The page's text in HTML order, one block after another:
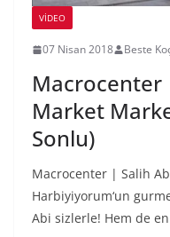
VIDEO
07 Nisan 2018 Beste
Macrocenter
Market
Sonlu)
Macrocenter | Salih
Harbiyiyorum‘un
Abi sizlerle! Hem de